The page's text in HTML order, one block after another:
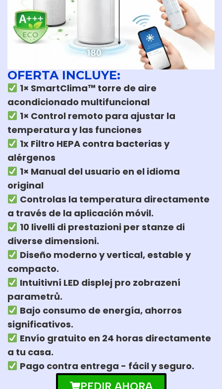
OFERTA INCLUYE:
1× SmartClima™ torre de aire
acondicionado multifuncional
1× Control remoto para ajustar la
temperatura y las funciones
1x Filtro HEPA contra bacterias y
alérgenos
1× Manual del usuario en el idioma
original
Controlas la temperatura directamente
a través de la aplicación móvil.
10 livelli di prestazioni per stanze di
diverse dimensioni.
Diseño moderno y vertical, estable y
compacto.
Intuitivní LED displej pro zobrazení
parametrů.
Bajo consumo de energía, ahorros
significativos.
Envío gratuito en 24 horas directamente
a tu casa.
Pago contra entrega - fácil y seguro.
PEDIR AHORA